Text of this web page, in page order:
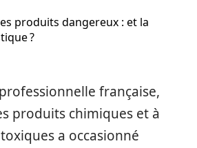
produits dangereux : et la
?
française,
produits chimiques et à
a occasionné